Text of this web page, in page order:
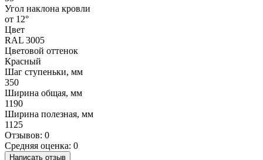
Угол наклона кровли
от 12°
Цвет
RAL 3005
Цветовой оттенок
Красный
Шаг ступеньки, мм
350
Ширина общая, мм
1190
Ширина полезная, мм
1125
Отзывов: 0
Средняя оценка: 0
Написать отзыв